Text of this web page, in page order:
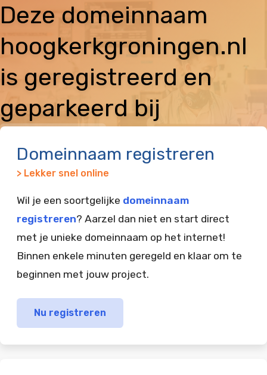
Deze domeinnaam
hoogkerkgroningen.nl
is geregistreerd en
geparkeerd bij
Domeinnaam registreren
> Lekker snel online
Wil je een soortgelijke domeinnaam
registreren? Aarzel dan niet en start direct
met je unieke domeinnaam op het internet!
Binnen enkele minuten geregeld en klaar om te
beginnen met jouw project.
Nu registreren